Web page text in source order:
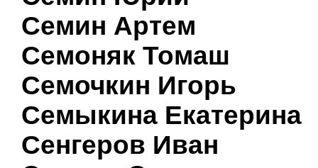
Семин Артем
Семоняк Томаш
Семочкин Игорь
Семыкина Екатерина
Сенгеров Иван